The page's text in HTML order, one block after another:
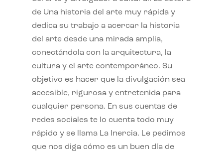
de Una historia del arte muy rápida y
dedica su trabajo a acercar la historia
del arte desde una mirada amplia,
conectándola con la arquitectura, la
cultura y el arte contemporáneo. Su
objetivo es hacer que la divulgación sea
accesible, rigurosa y entretenida para
cualquier persona. En sus cuentas de
redes sociales te lo cuenta todo muy
rápido y se llama La Inercia. Le pedimos
que nos diga cómo es un buen día de